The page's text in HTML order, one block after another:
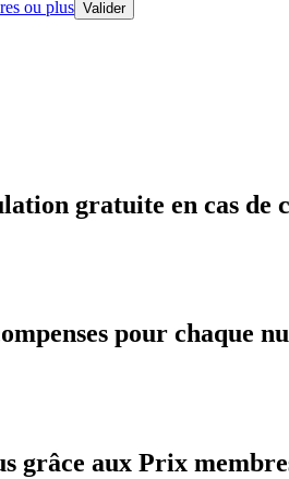
ou plus Valider
gratuite en cas de
pour chaque
grâce aux Prix